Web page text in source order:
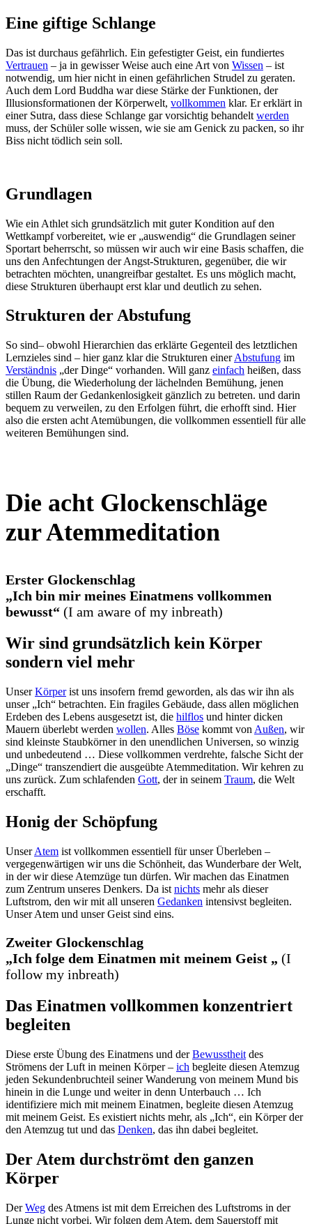
Eine giftige Schlange
Das ist durchaus gefährlich. Ein gefestigter Geist, ein fundiertes
Vertrauen – ja in gewisser Weise auch eine Art von Wissen – ist
notwendig, um hier nicht in einen gefährlichen Strudel zu geraten.
Auch dem Lord Buddha war diese Stärke der Funktionen, der
Illusionsformationen der Körperwelt, vollkommen klar. Er erklärt in
einer Sutra, dass diese Schlange gar vorsichtig behandelt werden
muss, der Schüler solle wissen, wie sie am Genick zu packen, so ihr
Biss nicht tödlich sein soll.
Grundlagen
Wie ein Athlet sich grundsätzlich mit guter Kondition auf den
Wettkampf vorbereitet, wie er „auswendig“ die Grundlagen seiner
Sportart beherrscht, so müssen wir auch wir eine Basis schaffen, die
uns den Anfechtungen der Angst-Strukturen, gegenüber, die wir
betrachten möchten, unangreifbar gestaltet. Es uns möglich macht,
diese Strukturen überhaupt erst klar und deutlich zu sehen.
Strukturen der Abstufung
So sind– obwohl Hierarchien das erklärte Gegenteil des letztlichen
Lernzieles sind – hier ganz klar die Strukturen einerAbstufung im
Verständnis „der Dinge“ vorhanden. Will ganz einfach heißen, dass
die Übung, die Wiederholung der lächelnden Bemühung, jenen
stillen Raum der Gedankenlosigkeit gänzlich zu betreten. und darin
bequem zu verweilen, zu den Erfolgen führt, die erhofft sind. Hier
also die ersten acht Atemübungen, die vollkommen essentiell für alle
weiteren Bemühungen sind.
Die acht Glockenschläge
zur Atemmeditation
Erster Glockenschlag
„Ich bin mir meines Einatmens vollkommen
bewusst“ (I am aware of my inbreath)
Wir sind grundsätzlich kein Körper
sondern viel mehr
UnserKörperist uns insofern fremd geworden, als das wir ihn als
unser „Ich“ betrachten. Ein fragiles Gebäude, dass allen möglichen
Erdeben des Lebens ausgesetzt ist, die hilflos und hinter dicken
Mauern überlebt werden wollen. Alles Böse kommt von Außen, wir
sind kleinste Staubkörner in den unendlichen Universen, so winzig
und unbedeutend … Diese vollkommen verdrehte, falsche Sicht der
„Dinge“ transzendiert die ausgeübte Atemmeditation. Wir kehren zu
uns zurück. Zum schlafenden Gott, der in seinem Traum, die Welt
erschafft.
Honig der Schöpfung
UnserAtem ist vollkommen essentiell für unser Überleben –
vergegenwärtigen wir uns die Schönheit, das Wunderbare der Welt,
in der wir diese Atemzüge tun dürfen. Wir machen das Einatmen
zum Zentrum unseres Denkers. Da ist nichts mehr als dieser
Luftstrom, den wir mit all unseren Gedanken intensivst begleiten.
Unser Atem und unser Geist sind eins.
Zweiter Glockenschlag
„Ich folge dem Einatmen mit meinem Geist „ (I
follow my inbreath)
Das Einatmen vollkommen konzentriert
begleiten
Diese erste Übung des Einatmens und derBewusstheit des
Strömens der Luft in meinen Körper – ich begleite diesen Atemzug
jeden Sekundenbruchteil seiner Wanderung von meinem Mund bis
hinein in die Lunge und weiter in denn Unterbauch … Ich
identifiziere mich mit meinem Einatmen, begleite diesen Atemzug
mit meinem Geist. Es existiert nichts mehr, als „Ich“, ein Körper der
den Atemzug tut und das Denken, das ihn dabei begleitet.
Der Atem durchströmt den ganzen
Körper
DerWeg des Atmens ist mit dem Erreichen des Luftstroms in der
Lunge nicht vorbei. Wir folgen dem Atem, dem Sauerstoff mit